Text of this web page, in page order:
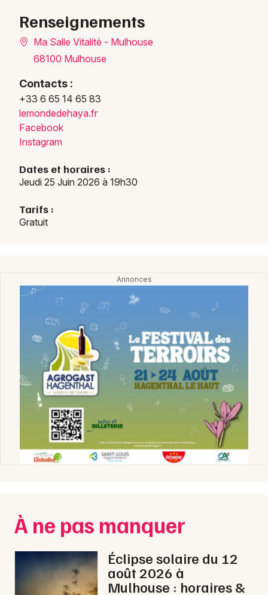
Renseignements
Ma Salle Vitalité - Mulhouse
68100 Mulhouse
Contacts :
+33 6 65 14 65 83
lemondedehaya.fr
Facebook
Instagram
Dates et horaires :
Jeudi 25 Juin 2026 à 19h30
Tarifs :
Gratuit
À ne pas manquer
Éclipse solaire du 12
août 2026 à
Mulhouse : horaires &